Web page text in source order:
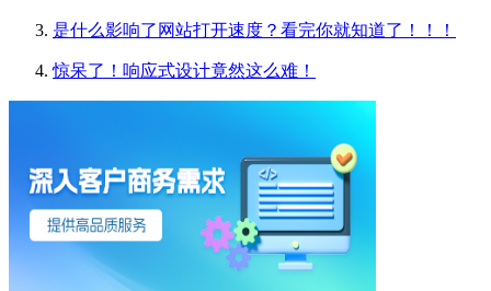
是什么影响了网站打开速度？看完你就知道了！！！
惊呆了！响应式设计竟然这么难！